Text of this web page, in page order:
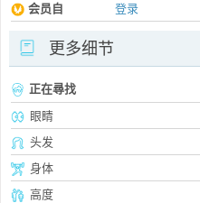
会员自
登录
更多细节
正在尋找
眼睛
头发
身体
高度